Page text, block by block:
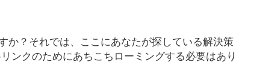
か？それでは、ここにあなたが探している解決策
ンクのためにあちこちローミングする必要はあり